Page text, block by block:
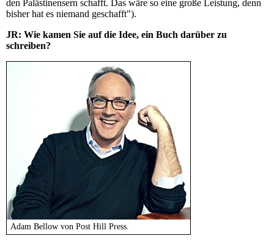
den Palästinensern schafft. Das wäre so eine große Leistung, denn
bisher hat es niemand geschafft").
JR: Wie kamen Sie auf die Idee, ein Buch darüber zu
schreiben?
Adam Bellow von Post Hill Press.